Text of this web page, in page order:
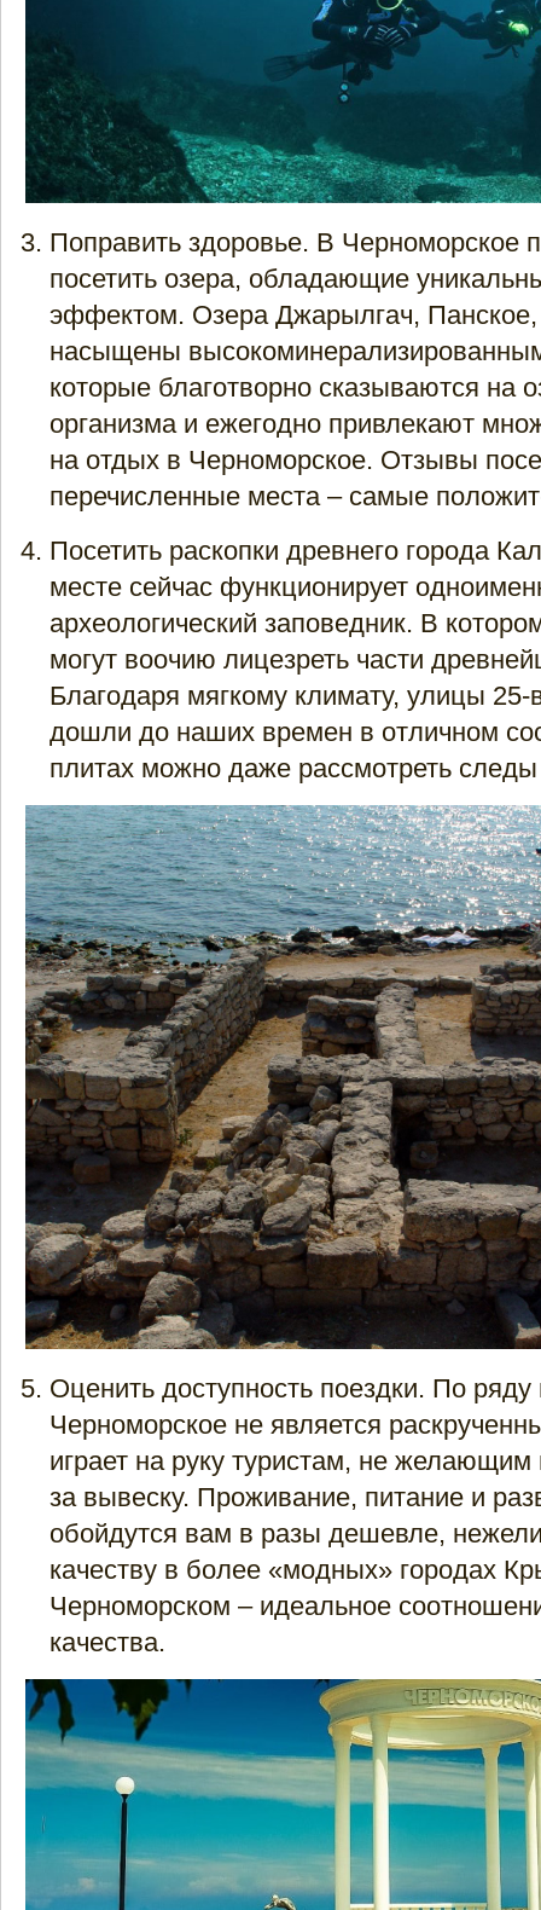
Поправить здоровье. В Черноморское
посетить озера, обладающие
эффектом. Озера Джарылгач,
насыщены
которые благотворно сказываются на
организма и ежегодно привлекают
на отдых в Черноморское. Отзывы
перечисленные места – самые
Посетить раскопки древнего города
месте сейчас функционирует
археологический заповедник. В
могут воочию лицезреть части
Благодаря мягкому климату, улицы 25-
дошли до наших времен в отличном
плитах можно даже рассмотреть следы
Оценить доступность поездки. По ряду
Черноморское не является
играет на руку туристам, не желающим
за вывеску. Проживание, питание и
обойдутся вам в разы дешевле,
качеству в более «модных» городах
Черноморском – идеальное
качества.